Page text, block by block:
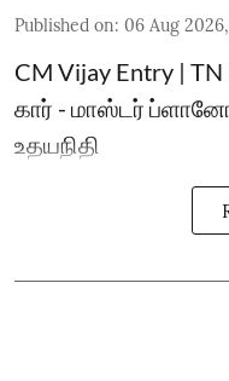
Published on: 06 Aug
CM Vijay Entry |
கார் - மாஸ்டர்
உதயநிதி